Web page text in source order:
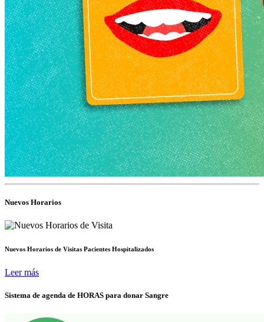
Nuevos Horarios
Nuevos Horarios de Visitas Pacientes Hospitalizados
Leer más
Sistema de agenda de HORAS para donar Sangre